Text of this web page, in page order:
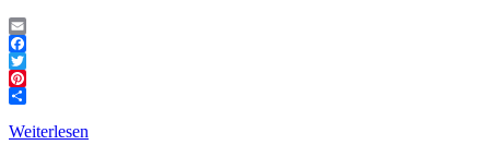
Email
Facebook
Twitter
Pinterest
Weiterlesen